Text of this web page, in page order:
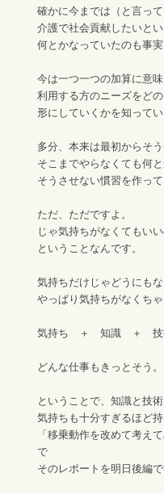
確かに今までは（と言って
介護で社会貢献したいと
何とかなっていたのも事実
今は一つ一つの加算に意味
利用する方のニーズをど
形にしていくかを知って
多分、本来は最初からそ
そこまでやらなくても何
そうさせない慣習を作っ
ただ、ただですよ。
じゃ気持ちがなくてもい
ということなんです。
気持ちだけじゃどうにも
やっぱり気持ちがなくち
気持ち ＋ 知識 ＋ 技
どんな仕事もきっとそう。
ということで、知識と技術
気持ちも十分すぎるほど
「移乗動作を改めて考え
で
そのレポートを明日後編